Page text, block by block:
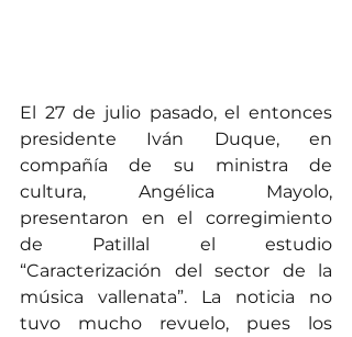
El 27 de julio pasado, el entonces
presidente Iván Duque, en
compañía de su ministra de
cultura, Angélica Mayolo,
presentaron en el corregimiento
de Patillal el estudio
“Caracterización del sector de la
música vallenata”. La noticia no
tuvo mucho revuelo, pues los